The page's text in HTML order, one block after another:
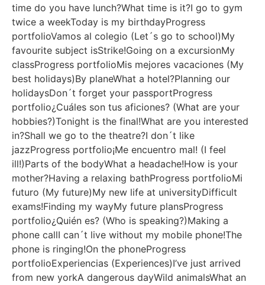
time do you have lunch?What time is it?I go to gym
twice a weekToday is my birthdayProgress
portfolioVamos al colegio (Let´s go to school)My
favourite subject isStrike!Going on a excursionMy
classProgress portfolioMis mejores vacaciones (My
best holidays)By planeWhat a hotel?Planning our
holidaysDon´t forget your passportProgress
portfolio¿Cuáles son tus aficiones? (What are your
hobbies?)Tonight is the final!What are you interested
in?Shall we go to the theatre?I don´t like
jazzProgress portfolio¡Me encuentro mal! (I feel
ill!)Parts of the bodyWhat a headache!How is your
mother?Having a relaxing bathProgress portfolioMi
futuro (My future)My new life at universityDifficult
exams!Finding my wayMy future plansProgress
portfolio¿Quién es? (Who is speaking?)Making a
phone callI can´t live without my mobile phone!The
phone is ringing!On the phoneProgress
portfolioExperiencias (Experiences)I’ve just arrived
from new yorkA dangerous dayWild animalsWhat an